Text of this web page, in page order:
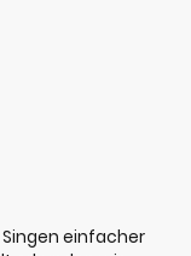
einfacher